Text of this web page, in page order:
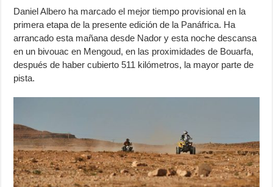
Daniel Albero ha marcado el mejor tiempo provisional en la
primera etapa de la presente edición de la Panáfrica. Ha
arrancado esta mañana desde Nador y esta noche descansa
en un bivouac en Mengoud, en las proximidades de Bouarfa,
después de haber cubierto 511 kilómetros, la mayor parte de
pista.